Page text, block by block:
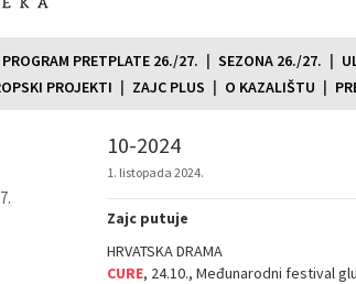
PROGRAM PRETPLATE 26./27. SEZONA 26./27.
PROJEKTI ZAJC PLUS O KAZALIŠTU
10-2024
1. listopada 2024.
Zajc putuje
HRVATSKA DRAMA
CURE, 24.10., Međunarodni festival